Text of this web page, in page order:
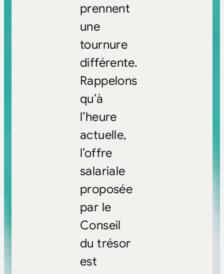
prennent
une
tournure
différente.
Rappelons
qu’à
l’heure
actuelle,
l’offre
salariale
proposée
par le
Conseil
du trésor
est